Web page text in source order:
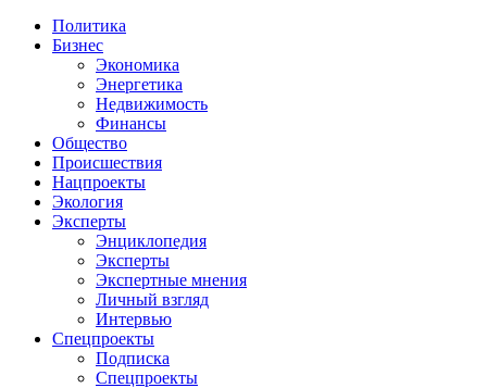
Политика
Бизнес
Экономика
Энергетика
Недвижимость
Финансы
Общество
Происшествия
Нацпроекты
Экология
Эксперты
Энциклопедия
Эксперты
Экспертные мнения
Личный взгляд
Интервью
Спецпроекты
Подписка
Спецпроекты